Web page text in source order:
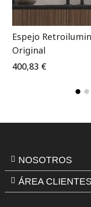
Espejo
Original
400,83 €
NOSOTROS
ÁREA CLIENTES